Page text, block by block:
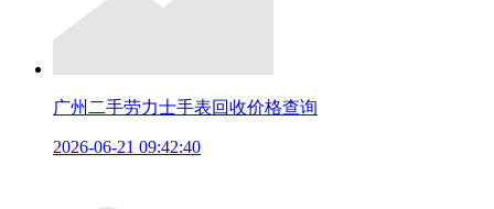
广州二手劳力士手表回收价格查询
2026-06-21 09:42:40